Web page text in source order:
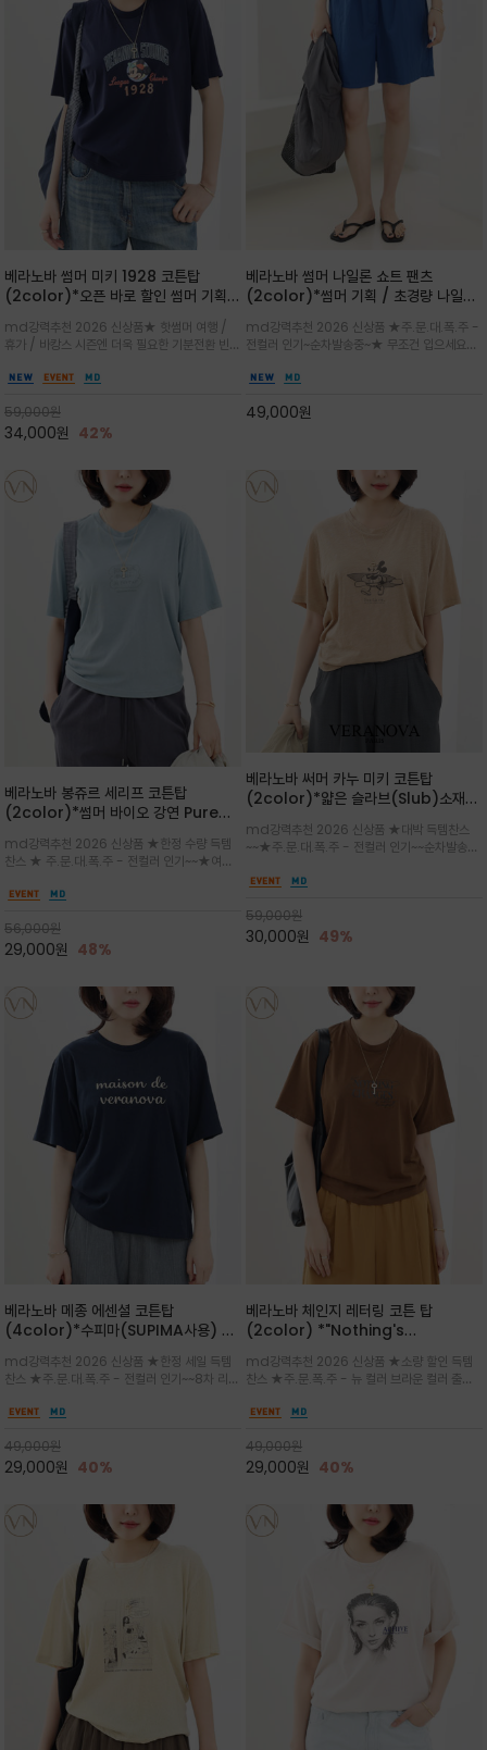
베라노바 썸머 미키 1928 코튼탑
(2color)*오픈 바로 할인 썸머 기획
★ 한정수량 제작 ★ 오가닉 코튼으로
빈티지 프린트로 여름 하의와 모두 잘어
울리는 그래픽
md강력추천 2026 신상품★ 핫썸머 여행 /
휴가 / 바캉스 시즌엔 더욱 필요한 기분전환 빈티
키 컬러 위에 빈티지한 크랙 효과의 레트로 감성
완성
59,000원
34,000원 42%
베라노바 썸머 나일론 쇼트 팬츠
(2color)*썸머 기획 / 초경량 나일론
가벼운 아이템 / 여행 / 일상 / 운동 모
두 가능한 아이템
md강력추천 2026 신상품 ★주.문.대.폭.주 -
전컬러 인기~순차발송중~★ 무조건 입으세요~~
입니다^^가볍고 드라이한 터치감의 나일론 소
룩, 모임룩, 데일리룩까지 다양하게
49,000원
베라노바 봉쥬르 세리프 코튼탑
(2color)*썸머 바이오 강연 Pure
성적인 프랑스어 수식어를 조합
md강력추천 2026 신상품 ★한정 수량 득템
찬스 ★ 주.문.대.폭.주 - 전컬러 인기~~★여름
여유로운 감성/피부에 닿는 순간 기분 좋은 청량
56,000원
29,000원 48%
베라노바 써머 카누 미키 코튼탑
(2color)*얇은 슬라브(Slub)소재
하며, 몸에 잘 달라붙지 않아 쾌적
md강력추천 2026 신상품 ★대박 득템찬스
~~★주.문.대.폭.주 - 전컬러 인기~~순차발송중
드롭숄더 핏과 부드러운 라운드넥이 편안하며, 앞
다.
59,000원
30,000원 49%
베라노바 메종 에센셜 코튼탑
(4color)*수피마(SUPIMA사용) 레
는 레터링 티셔츠
md강력추천 2026 신상품 ★한정 세일 득템
찬스 ★주.문.대.폭.주 - 전컬러 인기~~8차 리오
픽이나 컬러 조합을 통해 'Essential'한 무드를
좋은 컬러웨이와 디자인입니다^^
49,000원
29,000원 40%
베라노바 체인지 레터링 코튼 탑
(2color) *"Nothing's
도 일어나지않는것/감각적인 레터링 프
린팅이 돋보이는 베라노바 티셔츠
md강력추천 2026 신상품 ★소량 할인 득템
찬스 ★주.문.폭.주 - 뉴 컬러 브라운 컬러 출시~
무드를 만들고 기본 베이스의 컬러감이라 출근시
럽고 유연한 코튼 소재로 편안
49,000원
29,000원 40%